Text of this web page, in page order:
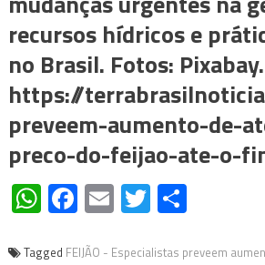
recursos hídricos e
no Brasil. Fotos:
https://
preveem-aumento-de-
preco-do-feijao-ate-o-
WhatsApp
Facebook
EmailTwitter
Share
Tagged FEIJÃO - Especialistas preveem